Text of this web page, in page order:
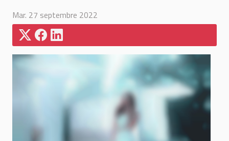
Mar. 27 septembre 2022